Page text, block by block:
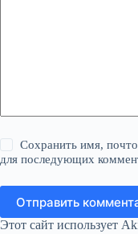
Сохранить имя,
для последующих
Отправить
Этот сайт использует